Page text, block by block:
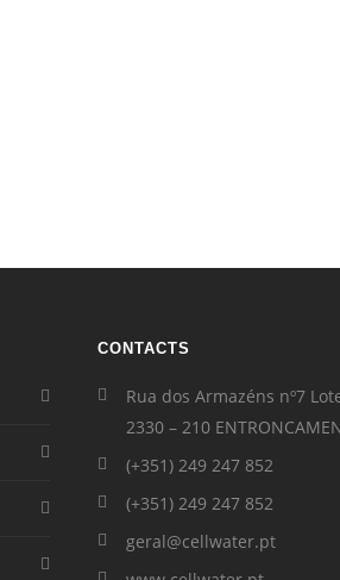
CONTACTS
Rua dos Armazéns nº7
2330 – 210
(+351) 249 247 852
(+351) 249 247 852
geral@cellwater.pt